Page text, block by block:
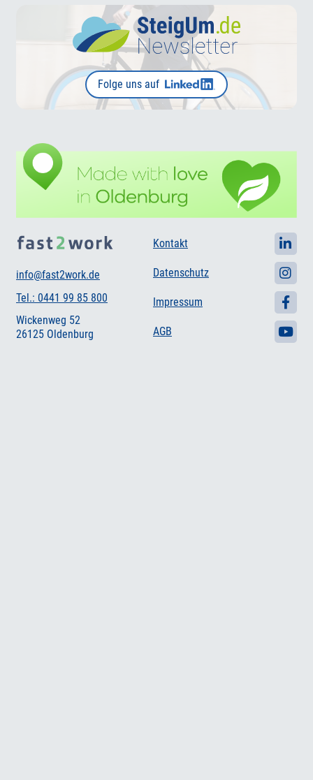
Folge uns auf
info@fast2work.de
Tel.: 0441 99 85 800
Wickenweg 52
26125 Oldenburg
Kontakt
Datenschutz
Impressum
AGB